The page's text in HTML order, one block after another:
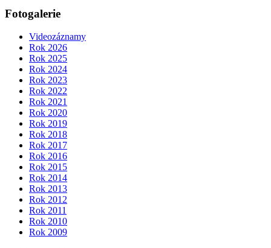
Fotogalerie
Videozáznamy
Rok 2026
Rok 2025
Rok 2024
Rok 2023
Rok 2022
Rok 2021
Rok 2020
Rok 2019
Rok 2018
Rok 2017
Rok 2016
Rok 2015
Rok 2014
Rok 2013
Rok 2012
Rok 2011
Rok 2010
Rok 2009